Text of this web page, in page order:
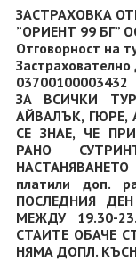
ЗАСТРАХОВКА
”ОРИЕНТ 99 БГ”
Отговорност на
03700100003432
ЗА ВСИЧКИ
АЙВАЛЪК,
СЕ ЗНАЕ, ЧЕ
РАНО
платили доп.
ПОСЛЕДНИЯ
МЕЖДУ 19.30-
СТАИТЕ ОБАЧЕ
НЯМА ДОПЛ.